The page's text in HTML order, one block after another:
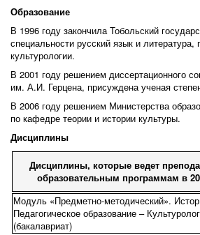
Образование
В 1996 году закончила Тобольский
специальности русский язык и
культурологии.
В 2001 году решением диссертационного
им. А.И. Герцена, присуждена ученая
В 2006 году решением Министерства
по кафедре теории и истории культуры.
Дисциплины
Дисциплины, которые ведет
образовательным программам в
Модуль «Предметно-методический».
Педагогическое образование –
(бакалавриат)